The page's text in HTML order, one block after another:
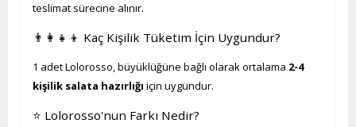
teslimat sürecine alınır.
👨‍👩‍👧‍👦 Kaç Kişilik Tüketim İçin Uygundur?
1 adet Lolorosso, büyüklüğüne bağlı olarak ortalama 2-4
kişilik salata hazırlığı için uygundur.
⭐ Lolorosso'nun Farkı Nedir?